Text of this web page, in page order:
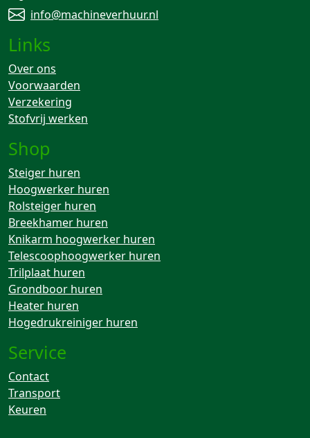
info@machineverhuur.nl
Links
Over ons
Voorwaarden
Verzekering
Stofvrij werken
Shop
Steiger huren
Hoogwerker huren
Rolsteiger huren
Breekhamer huren
Knikarm hoogwerker huren
Telescoophoogwerker huren
Trilplaat huren
Grondboor huren
Heater huren
Hogedrukreiniger huren
Service
Contact
Transport
Keuren